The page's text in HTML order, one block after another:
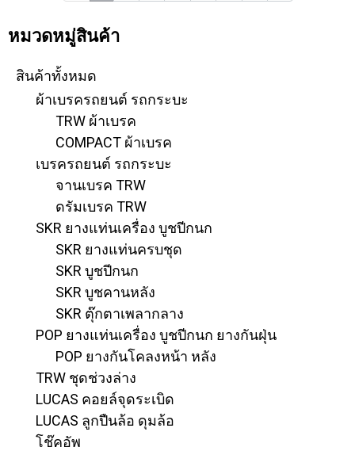
หมวดหมู่สินค้า
สินค้าทั้งหมด
ผ้าเบรครถยนต์ รถกระบะ
TRW ผ้าเบรค
COMPACT ผ้าเบรค
เบรครถยนต์ รถกระบะ
จานเบรค TRW
ดรัมเบรค TRW
SKR ยางแท่นเครื่อง บูชปีกนก
SKR ยางแท่นครบชุด
SKR บูชปีกนก
SKR บูชคานหลัง
SKR ตุ๊กตาเพลากลาง
POP ยางแท่นเครื่อง บูชปีกนก ยางกันฝุ่น
POP ยางกันโคลงหน้า หลัง
TRW ชุดช่วงล่าง
LUCAS คอยล์จุดระเบิด
LUCAS ลูกปืนล้อ ดุมล้อ
โช๊คอัพ